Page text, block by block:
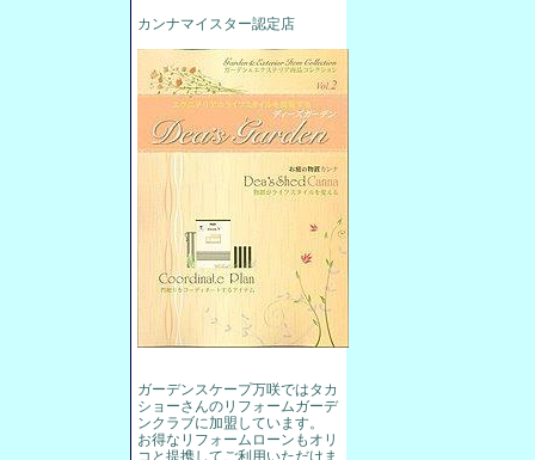
カンナマイスター認定店
ガーデンスケープ万咲ではタカ
ショーさんのリフォームガーデ
ンクラブに加盟しています。
お得なリフォームローンもオリ
コと提携してご利用いただけま